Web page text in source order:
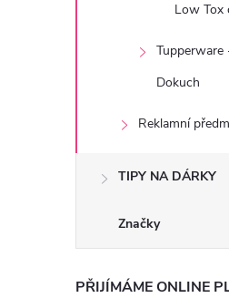
Low Tox
Tupperware
Dokuch
Reklamní
TIPY NA DÁRKY
Značky
PŘIJÍMÁME ONLINE